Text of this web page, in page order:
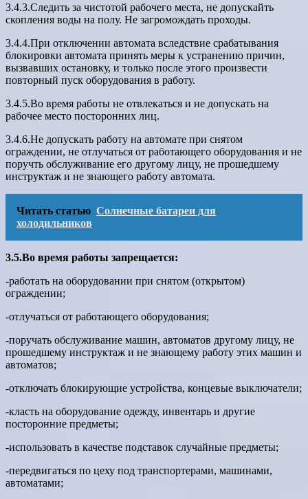
3.4.3.Следить за чистотой рабочего места, не допускайть
скопления воды на полу. Не загромождать проходы.
3.4.4.При отключении автомата вследствие срабатывания
блокировки автомата принять меры к устранению причин,
вызвавших остановку, и только после этого произвести
повторный пуск оборудования в работу.
3.4.5.Во время работы не отвлекаться и не допускать на
рабочее место посторонних лиц.
3.4.6.Не допускать работу на автомате при снятом
ограждении, не отлучаться от работающего оборудования и не
поручть обслуживание его другому лицу, не прошедшему
инструктаж и не знающего работу автомата.
Читать статью Солнечные батареи для
холодильников
3.5.Во время работы запрещается:
-работать на оборудовании при снятом (открытом)
ограждении;
-отлучаться от работающего оборудования;
-поручать обслуживание машин, автоматов другому лицу, не
прошедшему инструктаж и не знающему работу этих машин и
автоматов;
-отключать блокирующие устройства, концевые выключатели;
-класть на оборудование одежду, инвентарь и другие
посторонние предметы;
-использовать в качестве подставок случайные предметы;
-передвигаться по цеху под транспортерами, машинами,
автоматами;